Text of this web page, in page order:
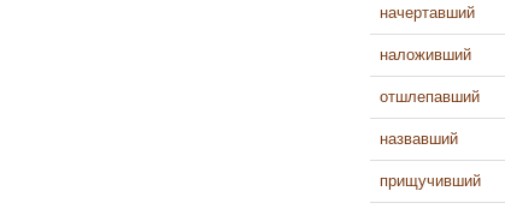
начертавший
наложивший
отшлепавший
назвавший
прищучивший